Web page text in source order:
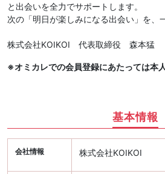
と出会いを全力でサポートします。
次の「明日が楽しみになる出会い」を、
株式会社KOIKOI 代表取締役 森本猛
※オミカレでの会員登録にあたっては本
基本情報
会社情報 株式会社KOIKOI